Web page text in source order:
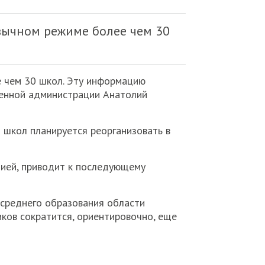
режиме более чем 30
чем 30 школ. Эту информацию
администрации Анатолий
планируется реорганизовать в
приводит к последующему
образования области
сократится, ориентировочно, еще